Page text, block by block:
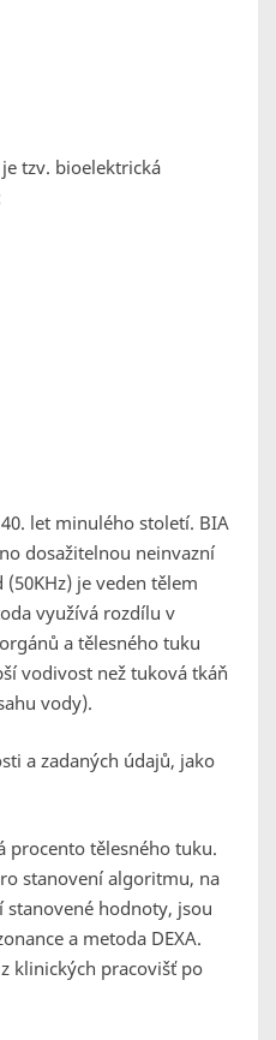
tzv. bioelektrická
let minulého století. BIA
dosažitelnou neinvazní
je veden tělem
využívá rozdílu v
a tělesného tuku
vodivost než tuková tkáň
vody).
a zadaných údajů, jako
procento tělesného tuku.
stanovení algoritmu, na
stanovené hodnoty, jsou
a metoda DEXA.
klinických pracovišť po